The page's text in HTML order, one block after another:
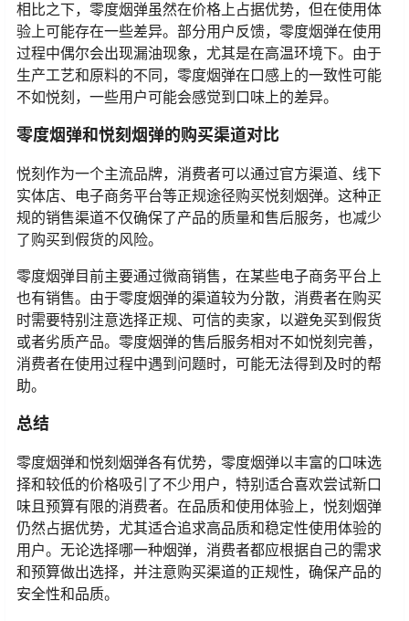
相比之下，零度烟弹虽然在价格上占据优势，但在使用体
验上可能存在一些差异。部分用户反馈，零度烟弹在使用
过程中偶尔会出现漏油现象，尤其是在高温环境下。由于
生产工艺和原料的不同，零度烟弹在口感上的一致性可能
不如悦刻，一些用户可能会感觉到口味上的差异。
零度烟弹和悦刻烟弹的购买渠道对比
悦刻作为一个主流品牌，消费者可以通过官方渠道、线下
实体店、电子商务平台等正规途径购买悦刻烟弹。这种正
规的销售渠道不仅确保了产品的质量和售后服务，也减少
了购买到假货的风险。
零度烟弹目前主要通过微商销售，在某些电子商务平台上
也有销售。由于零度烟弹的渠道较为分散，消费者在购买
时需要特别注意选择正规、可信的卖家，以避免买到假货
或者劣质产品。零度烟弹的售后服务相对不如悦刻完善，
消费者在使用过程中遇到问题时，可能无法得到及时的帮
助。
总结
零度烟弹和悦刻烟弹各有优势，零度烟弹以丰富的口味选
择和较低的价格吸引了不少用户，特别适合喜欢尝试新口
味且预算有限的消费者。在品质和使用体验上，悦刻烟弹
仍然占据优势，尤其适合追求高品质和稳定性使用体验的
用户。无论选择哪一种烟弹，消费者都应根据自己的需求
和预算做出选择，并注意购买渠道的正规性，确保产品的
安全性和品质。